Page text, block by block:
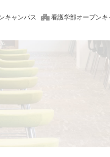
受験生サイト
キャンパス 看護学部オープンキ